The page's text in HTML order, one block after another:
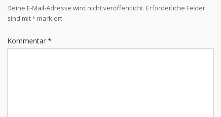
Deine E-Mail-Adresse wird nicht veröffentlicht. Erforderliche Felder
sind mit* markiert
Kommentar *